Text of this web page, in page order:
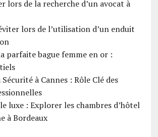
lors de la recherche d’un avocat à
lors de l’utilisation d’un enduit
parfaite bague femme en or :
à Cannes : Rôle Clé des
luxe : Explorer les chambres d’hôtel
à Bordeaux